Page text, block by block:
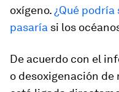
oxígeno. ¿Qué podría
pasaría si los
De acuerdo con el
o desoxigenación de